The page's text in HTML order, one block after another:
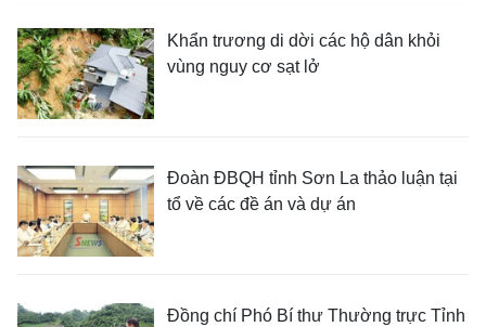
Khẩn trương di dời các hộ dân khỏi
vùng nguy cơ sạt lở
Đoàn ĐBQH tỉnh Sơn La thảo luận tại
tổ về các đề án và dự án
Đồng chí Phó Bí thư Thường trực Tỉnh